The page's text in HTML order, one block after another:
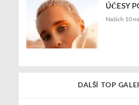
ÚČESY
Našich 10
DALŠÍ TOP